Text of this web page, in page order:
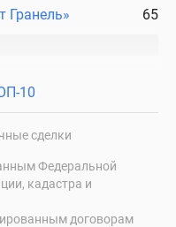
Гранель» 65
10
сделки
Федеральной
кадастра и
договорам